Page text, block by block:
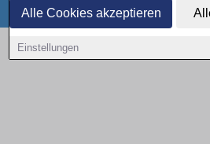
Alle Cookies akzeptieren
Einstellungen
Datenschutz
Copyright © 2000 - 2026 | 1A Infosysteme